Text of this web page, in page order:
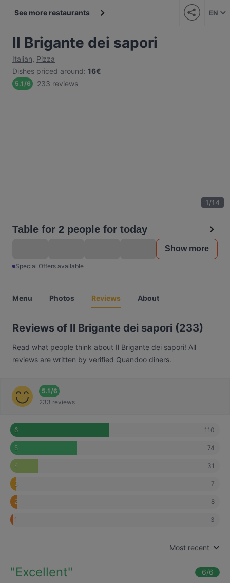
See more restaurants EN
Il Brigante dei sapori
Italian, Pizza
Dishes priced around: 16€
5.1/6 233 reviews
1/14
Table for 2 people for today
Show more
Special Offers available
Menu Photos Reviews About
Reviews of Il Brigante dei sapori (233)
Read what people think about Il Brigante dei sapori! All
reviews are written by verified Quandoo diners.
5.1/6
233 reviews
6 110
5 74
4 31
3 7
2 8
1 3
Most recent
"Excellent" 6/6